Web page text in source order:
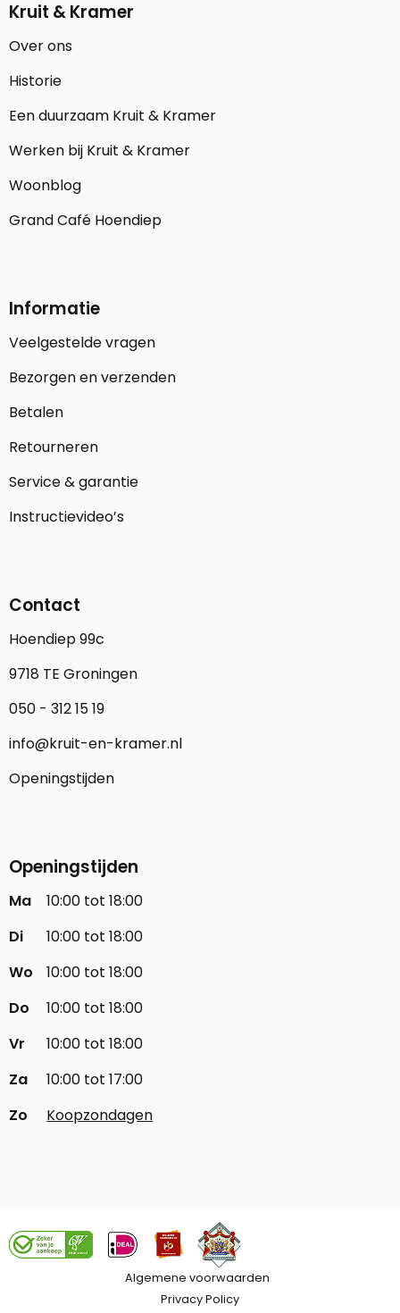
Kruit & Kramer
Over ons
Historie
Een duurzaam Kruit & Kramer
Werken bij Kruit & Kramer
Woonblog
Grand Café Hoendiep
Informatie
Veelgestelde vragen
Bezorgen en verzenden
Betalen
Retourneren
Service & garantie
Instructievideo’s
Contact
Hoendiep 99c
9718 TE Groningen
050 - 312 15 19
info@kruit-en-kramer.nl
Openingstijden
Openingstijden
Ma
10:00 tot 18:00
Di
10:00 tot 18:00
Wo
10:00 tot 18:00
Do
10:00 tot 18:00
Vr
10:00 tot 18:00
Za
10:00 tot 17:00
Zo
Koopzondagen
Algemene voorwaarden
Privacy Policy